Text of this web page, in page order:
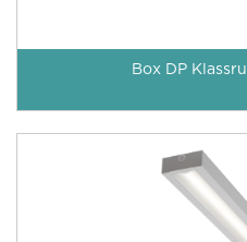
Box DP